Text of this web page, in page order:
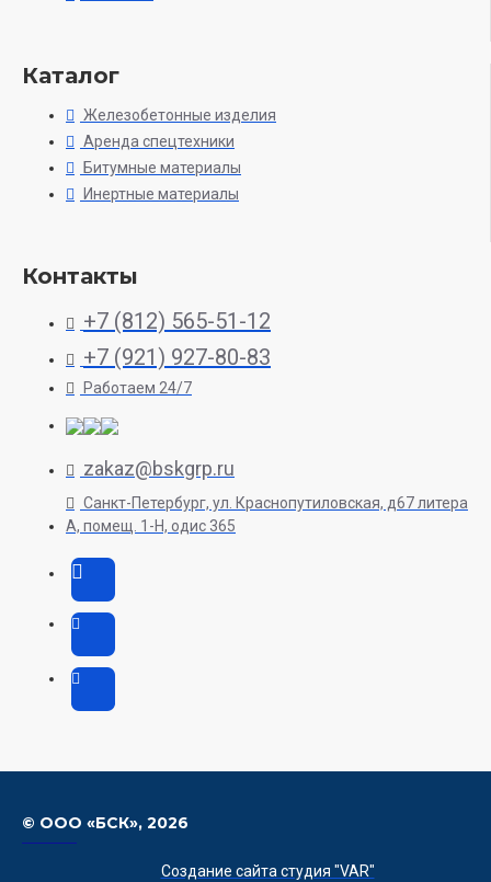
Каталог
Железобетонные изделия
Аренда спецтехники
Битумные материалы
Инертные материалы
Контакты
+7 (812) 565-51-12
+7 (921) 927-80-83
Работаем 24/7
zakaz@bskgrp.ru
Санкт-Петербург, ул. Краснопутиловская, д67 литера
А, помещ. 1-H, одис 365
© ООО «БСК», 2026
Создание сайта студия "VAR"